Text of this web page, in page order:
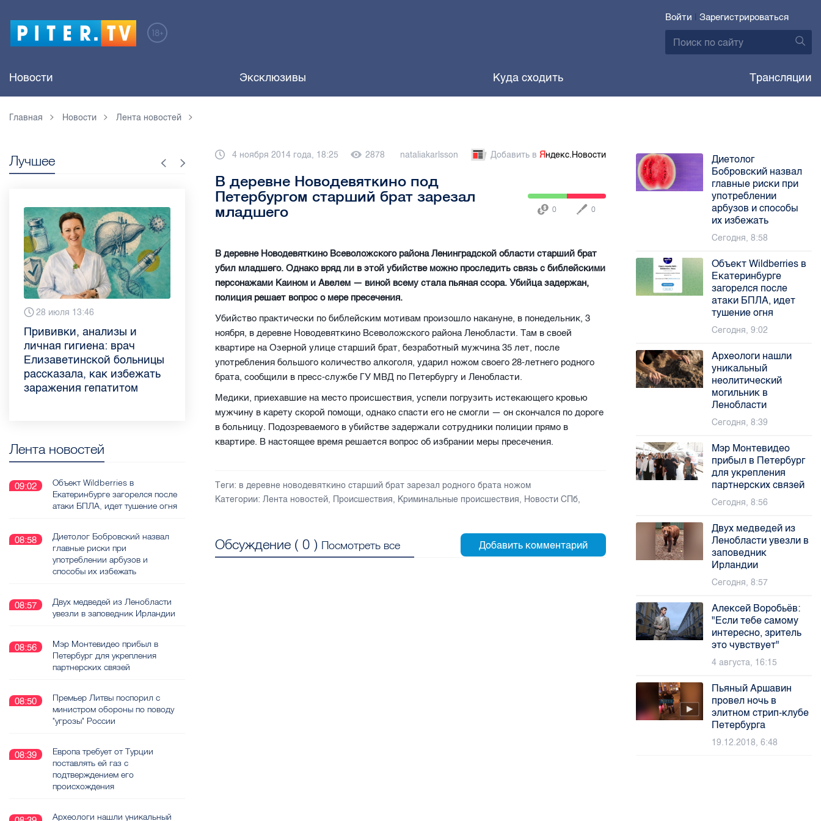
Войти | Зарегистрироваться
Новости Эксклюзивы Куда сходить Трансляции
Главная Новости Лента новостей
4 ноября 2014 года, 18:25 2878 nataliakarlsson Добавить в Яндекс.Новости
В деревне Новодевяткино под
Петербургом старший брат зарезал
младшего
0 0
В деревне Новодевяткино Всеволожского района Ленинградской области старший брат
убил младшего. Однако вряд ли в этой убийстве можно проследить связь с библейскими
персонажами Каином и Авелем — виной всему стала пьяная ссора. Убийца задержан,
полиция решает вопрос о мере пресечения.
Убийство практически по библейским мотивам произошло накануне, в понедельник, 3
ноября, в деревне Новодевяткино Всеволожского района Ленобласти. Там в своей
квартире на Озерной улице старший брат, безработный мужчина 35 лет, после
употребления большого количество алкоголя, ударил ножом своего 28-летнего родного
брата, сообщили в пресс-службе ГУ МВД по Петербургу и Ленобласти.
Медики, приехавшие на место происшествия, успели погрузить истекающего кровью
мужчину в карету скорой помощи, однако спасти его не смогли — он скончался по дороге
в больницу. Подозреваемого в убийстве задержали сотрудники полиции прямо в
квартире. В настоящее время решается вопрос об избрании меры пресечения.
Теги: в деревне новодевяткино старший брат зарезал родного брата ножом
Категории: Лента новостей, Происшествия, Криминальные происшествия, Новости СПб,
Обсуждение (0 ) Посмотреть все
Лучшее
Вчера 9:02
Piter.TV находится в
ТОП-10 рейтинга самых
цитируемых СМИ
Петербурга и Ленобласти
во II квартале 2026 года
28 июля 13:46
Прививки, анализы и
личная гигиена: врач
Елизаветинской больницы
рассказала, как избежать
заражения гепатитом
13 июля 9:05
Как обезопасить ребенка
летом: советы педиатра
для родителей
3 июля 11:56
Проходные баллы в вузах
СПб — 2026: где самый
высокий и самый низкий
конкурс
23 июня 9:10
Врач назвала неожиданные
причины воспаления
ахиллова сухожилия летом
16 июня 11:37
Декрет без потери дохода:
эксперт рассказала о
возможностях для
работающих родителей
11 июня 12:37
Что такое рассеянный
склероз: невролог
Елизаветинской больницы
ответила на главные
вопросы о заболевании
3 июня 10:02
Бамбл с вишней и лимонад
с имбирем: какие напитки
можно приготовить дома в
жару
Лента новостей
09:02
Объект Wildberries в
Екатеринбурге загорелся после
атаки БПЛА, идет тушение огня
08:58
Диетолог Бобровский назвал
главные риски при
употреблении арбузов и
способы их избежать
08:57
Двух медведей из Ленобласти
увезли в заповедник Ирландии
08:56
Мэр Монтевидео прибыл в
Петербург для укрепления
партнерских связей
08:50
Премьер Литвы поспорил с
министром обороны по поводу
"угрозы" России
08:39
Европа требует от Турции
поставлять ей газ с
подтверждением его
происхождения
Археологи нашли уникальный
Диетолог
Бобровский назвал
главные риски при
употреблении
арбузов и способы
их избежать
Сегодня, 8:58
Объект Wildberries в
Екатеринбурге
загорелся после
атаки БПЛА, идет
тушение огня
Сегодня, 9:02
Археологи нашли
уникальный
неолитический
могильник в
Ленобласти
Сегодня, 8:39
Мэр Монтевидео
прибыл в Петербург
для укрепления
партнерских связей
Сегодня, 8:56
Двух медведей из
Ленобласти увезли в
заповедник
Ирландии
Сегодня, 8:57
Алексей Воробьёв:
"Если тебе самому
интересно, зритель
это чувствует"
4 августа, 16:15
Пьяный Аршавин
провел ночь в
элитном стрип-клубе
Петербурга
19.12.2018, 6:48